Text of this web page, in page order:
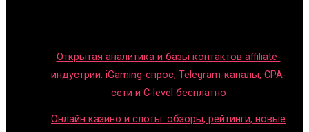
Открытая аналитика и базы контактов affiliate-
индустрии: iGaming-спрос, Telegram-каналы, CPA-
сети и C-level бесплатно
Онлайн казино и слоты: обзоры, рейтинги, новые